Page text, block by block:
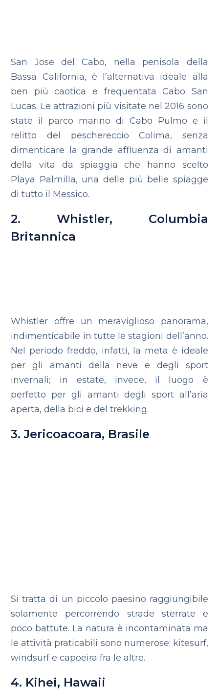
San Jose del Cabo, nella penisola della
Bassa California, è l’alternativa ideale alla
ben più caotica e frequentata Cabo San
Lucas. Le attrazioni più visitate nel 2016 sono
state il parco marino di Cabo Pulmo e il
relitto del peschereccio Colima, senza
dimenticare la grande affluenza di amanti
della vita da spiaggia che hanno scelto
Playa Palmilla, una delle più belle spiagge
di tutto il Messico.
2. Whistler, Columbia
Britannica
Whistler offre un meraviglioso panorama,
indimenticabile in tutte le stagioni dell’anno.
Nel periodo freddo, infatti, la meta è ideale
per gli amanti della neve e degli sport
invernali; in estate, invece, il luogo è
perfetto per gli amanti degli sport all’aria
aperta, della bici e del trekking.
3. Jericoacoara, Brasile
Si tratta di un piccolo paesino raggiungibile
solamente percorrendo strade sterrate e
poco battute. La natura è incontaminata ma
le attività praticabili sono numerose: kitesurf,
windsurf e capoeira fra le altre.
4. Kihei, Hawaii